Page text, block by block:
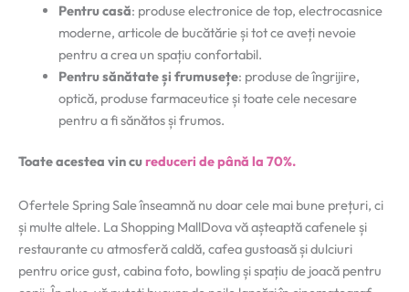
Pentru casă: produse electronice de top, electrocasnice
moderne, articole de bucătărie și tot ce aveți nevoie
pentru a crea un spațiu confortabil.
Pentru sănătate și frumusețe: produse de îngrijire,
optică, produse farmaceutice și toate cele necesare
pentru a fi sănătos și frumos.
Toate acestea vin cureduceri de până la 70%.
Ofertele Spring Sale înseamnă nu doar cele mai bune prețuri, ci
și multe altele. La Shopping MallDova vă așteaptă cafenele și
restaurante cu atmosferă caldă, cafea gustoasă și dulciuri
pentru orice gust, cabina foto, bowling și spațiu de joacă pentru